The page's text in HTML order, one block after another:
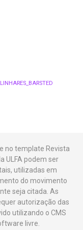
no template Revista
ULFA podem ser
utilizadas em
do movimento
seja citada. As
autorização das
utilizando o CMS
livre.